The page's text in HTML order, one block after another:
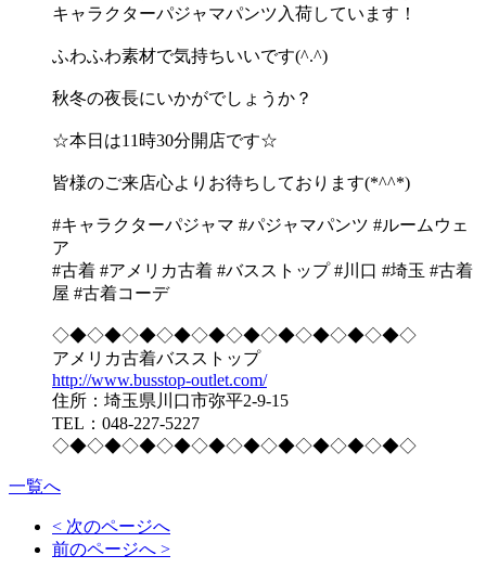
キャラクターパジャマパンツ入荷しています！
ふわふわ素材で気持ちいいです(^.^)
秋冬の夜長にいかがでしょうか？
☆本日は11時30分開店です☆
皆様のご来店心よりお待ちしております(*^^*)
#キャラクターパジャマ #パジャマパンツ #ルームウェ
ア
#古着 #アメリカ古着 #バスストップ #川口 #埼玉 #古着
屋 #古着コーデ
◇◆◇◆◇◆◇◆◇◆◇◆◇◆◇◆◇◆◇◆◇
アメリカ古着バスストップ
http://www.busstop-outlet.com/
住所：埼玉県川口市弥平2-9-15
TEL：048-227-5227
◇◆◇◆◇◆◇◆◇◆◇◆◇◆◇◆◇◆◇◆◇
一覧へ
< 次のページへ
前のページへ >